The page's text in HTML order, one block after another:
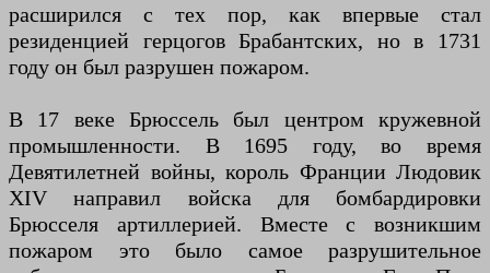
расширился с тех пор, как впервые стал
резиденцией герцогов Брабантских, но в 1731
году он был разрушен пожаром.
В 17 веке Брюссель был центром кружевной
промышленности. В 1695 году, во время
Девятилетней войны, король Франции Людовик
XIV направил войска для бомбардировки
Брюсселя артиллерией. Вместе с возникшим
пожаром это было самое разрушительное